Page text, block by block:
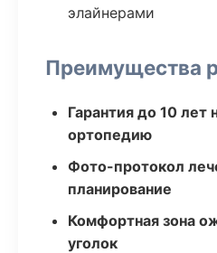
элайнерами
Преимущества
Гарантия до 10 лет
ортопедию
Фото-протокол
планирование
Комфортная зона
уголок